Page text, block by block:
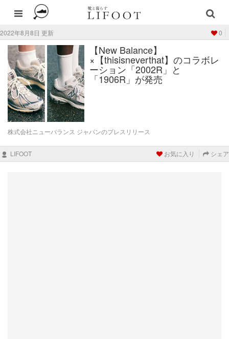
2022年8月8日 更新 0
【New Balance】
×【thisisneverthat】のコラボレ
ーション「2002R」と
「1906R」が発売
株式会社ニューバランス ジャパンのプレスリリース
LIFOOT お気に入り シェア